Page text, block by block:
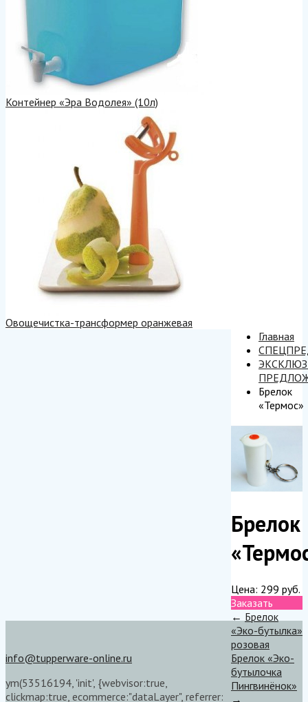
Контейнер «Эра Водолея» (10л)
Овощечистка-трансформер оранжевая
Главная
Брелок
«Термос»
Брелок
Цена: 299 руб.
Заказать
← Брелок
«Эко-бутылка»
розовая
Брелок «Эко-
бутылочка
Пингвинёнок»
→
info@tupperware-online.ru
ym(53516194, 'init', {webvisor:true,
clickmap:true, ecommerce:"dataLayer", referrer: